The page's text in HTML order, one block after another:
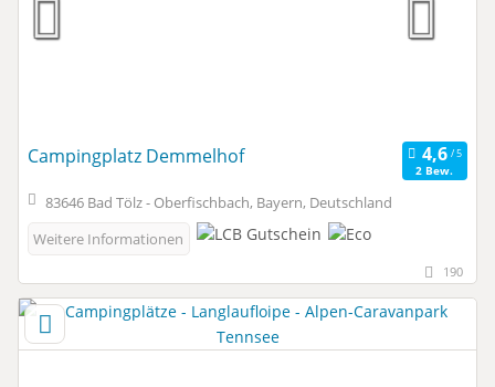
Campingplatz Demmelhof
2 Bew.
83646 Bad Tölz - Oberfischbach, Bayern, Deutschland
Weitere Informationen
190